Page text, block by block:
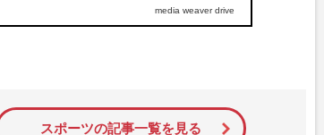
media weaver drive
スポーツの記事一覧を見る